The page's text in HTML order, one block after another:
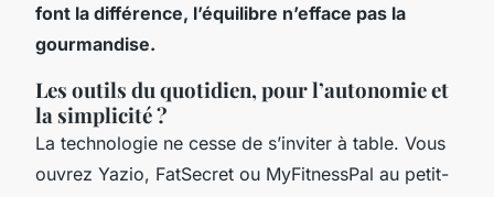
font la différence, l’équilibre n’efface pas la
gourmandise.
Les outils du quotidien, pour l’autonomie et
la simplicité ?
La technologie ne cesse de s’inviter à table. Vous
ouvrez Yazio, FatSecret ou MyFitnessPal au petit-